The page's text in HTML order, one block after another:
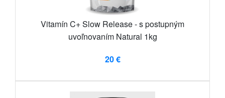
Vitamín C+ Slow Release - s postupným
uvoľnovaním Natural 1kg
20 €